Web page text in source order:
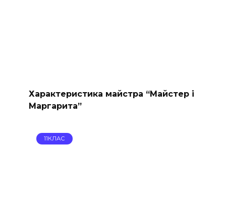
Характеристика майстра “Майстер і
Маргарита”
11КЛАС